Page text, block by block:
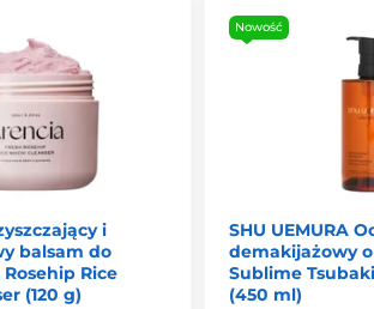
i
balsam do
Rice
(120 g)
Nowość
SHU UEMURA
demakijażowy
Sublime
(450 ml)